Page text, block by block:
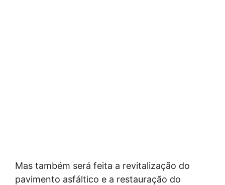
Mas também será feita a revitalização do
pavimento asfáltico e a restauração do